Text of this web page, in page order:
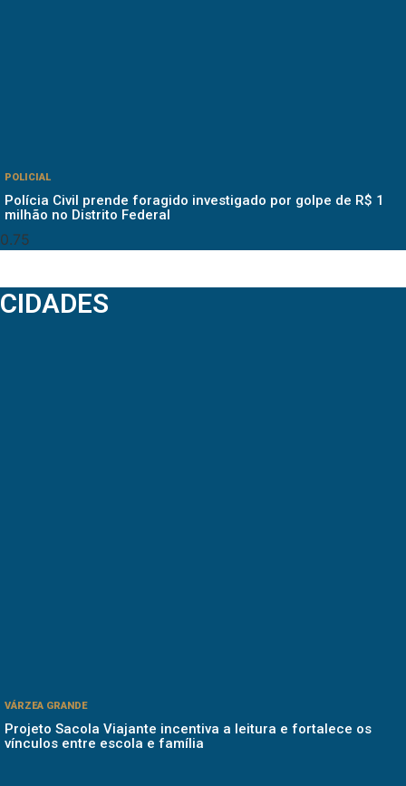
POLICIAL
Polícia Civil prende foragido investigado por golpe de R$ 1
milhão no Distrito Federal
CIDADES
VÁRZEA GRANDE
Projeto Sacola Viajante incentiva a leitura e fortalece os
vínculos entre escola e família